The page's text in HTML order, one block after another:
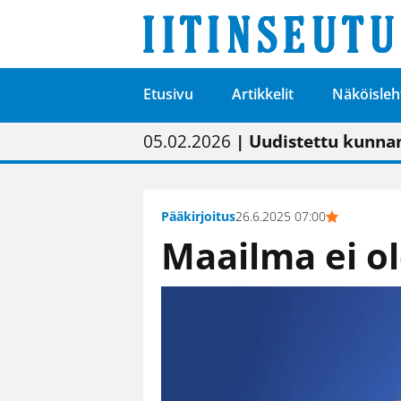
Etusivu Artikkelit
01.02.2026 | Painon
05.02.2026 | Uudistettu
23.04.2026 | “Olemme
09.05.2026| "Maalla on
Pääkirjoitus26.6.2025 07:00
Maailma ei